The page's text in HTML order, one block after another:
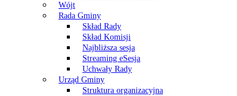
Wójt
Rada Gminy
Skład Rady
Skład Komisji
Najbliższa sesja
Streaming eSesja
Uchwały Rady
Urząd Gminy
Struktura organizacyjna